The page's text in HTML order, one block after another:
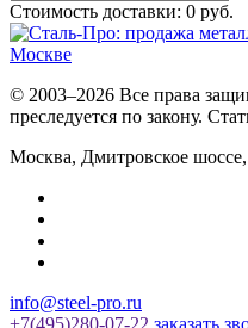
Стоимость доставки: 0 руб.
© 2003–2026 Все права
преследуется по закону.
Москва, Дмитровское
info@steel-pro.ru